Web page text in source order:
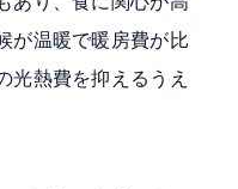
が温暖で暖房費が比
光熱費を抑えるうえ